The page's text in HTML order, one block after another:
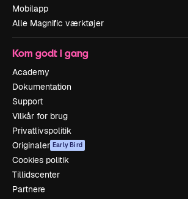
Mobilapp
Alle Magnific værktøjer
Kom godt i gang
Academy
Dokumentation
Support
Vilkår for brug
Privatlivspolitik
Originaler Early Bird
Cookies politik
Tillidscenter
Partnere